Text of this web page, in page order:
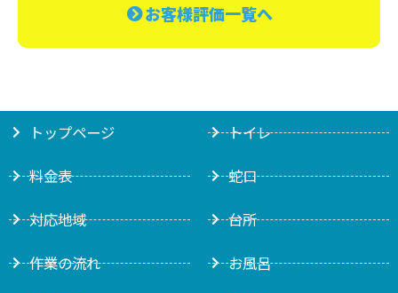
お客様評価一覧へ
トップページ
料金表
対応地域
作業の流れ
トイレ
蛇口
台所
お風呂